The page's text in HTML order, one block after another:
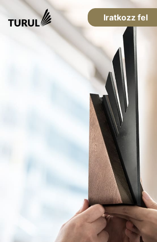
Iratkozz fel